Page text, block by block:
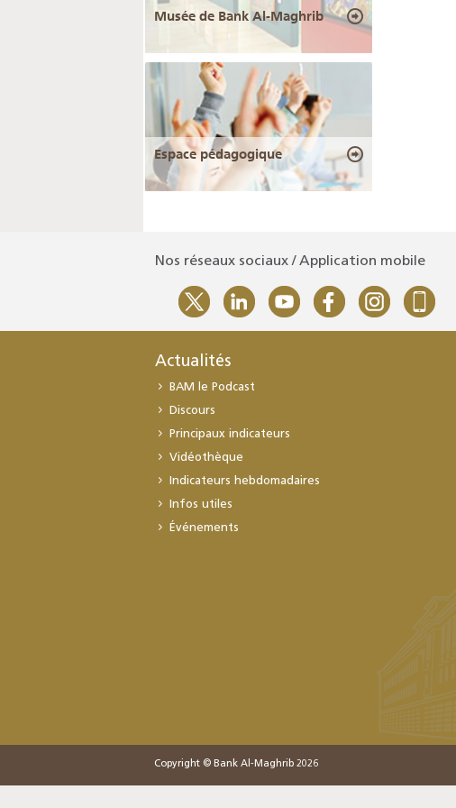
Musée de Bank Al-Maghrib
Espace pédagogique
Nos réseaux sociaux / Application mobile
Actualités
BAM le Podcast
Discours
Principaux indicateurs
Vidéothèque
Indicateurs hebdomadaires
Infos utiles
Événements
Copyright © Bank Al-Maghrib 2026